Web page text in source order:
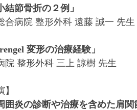
結節骨折の２例」
合病院 整形外科 遠藤 誠一 先生
変形の治療経験」
院 整形外科 三上 諒樹 先生
囲炎の診断や治療を含めた肩